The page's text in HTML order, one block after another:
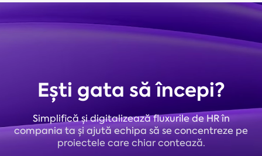
Ești gata să începi?
Simplifică și digitalizează fluxurile de HR în
compania ta și ajută echipa să se concentreze pe
proiectele care chiar contează.